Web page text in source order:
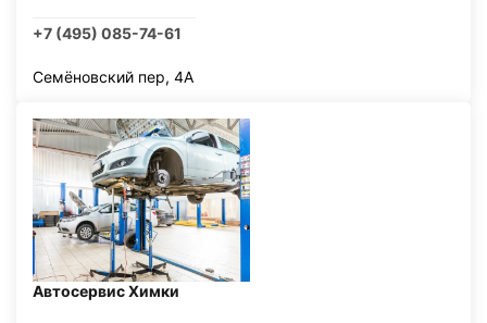
+7 (495) 085-74-61
Семёновский пер, 4А
Автосервис Химки